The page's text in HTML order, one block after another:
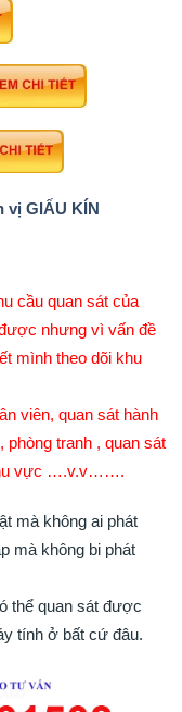
vị GIẤU KÍN
cầu quan sát của
nhưng vì vấn đề
mình theo dõi khu
viên, quan sát hành
phòng tranh , quan sát
vực ….v.v…….
mà không ai phát
mà không bi phát
thể quan sát được
tính ở bất cứ đâu.